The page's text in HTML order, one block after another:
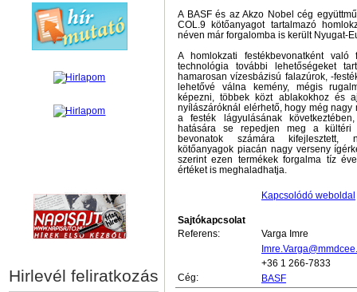
Hirlevél feliratkozás
A BASF és az Akzo Nobel cég
COL.9 kötőanyagot tartalmazó
néven már forgalomba is került Nyugat-
A homlokzati festékbevonatként
technológia további lehetőségeket
hamarosan vízesbázisú falazúrok, -
lehetővé válna kemény, mégis
képezni, többek közt ablakokhoz és
nyílászáróknál elérhető, hogy még
a festék lágyulásának
hatására se repedjen meg a
bevonatok számára kifejlesztett,
kötőanyagok piacán nagy verseny
szerint ezen termékek forgalma tíz
értéket is meghaladhatja.
Kapcsolódó weboldal
Sajtókapcsolat
Referens:
Varga Imre
+36 1 266-7833
Cég:
BASF